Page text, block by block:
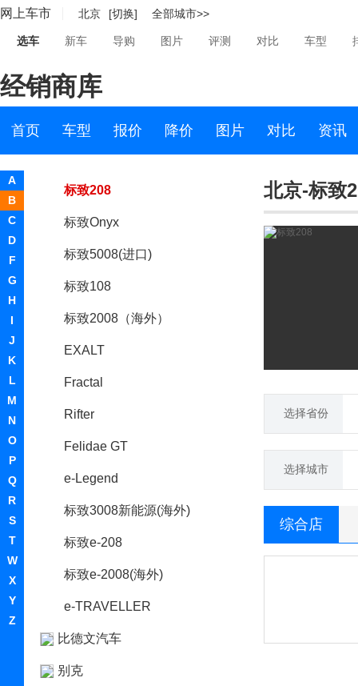
网上车市 北京 [切换] 全部城市>>
选车 新车 导购 图片 评测 对比 车型
经销商库
首页 车型 报价 降价 图片 对比 资讯
A
B
C
D
F
G
H
I
J
K
L
M
N
O
P
Q
R
S
T
W
X
Y
Z
标致508(海外)
标致SXC概念车
标致508RXH
标致208
标致Onyx
标致5008(进口)
标致108
标致2008（海外）
EXALT
Fractal
Rifter
Felidae GT
e-Legend
标致3008新能源(海外)
标致e-208
标致e-2008(海外)
e-TRAVELLER
比德文汽车
别克
北京-标致
选择省份
选择城市
综合店